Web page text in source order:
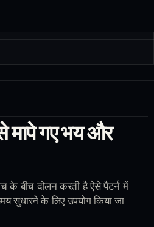
मापे गए भय और
के बीच दोलन करती है ऐसे पैटर्न में
सुधारने के लिए उपयोग किया जा